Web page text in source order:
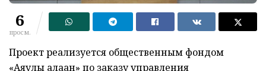
6
просм.
Проект реализуется общественным фондом
«Аяулы алақан» по заказу управления